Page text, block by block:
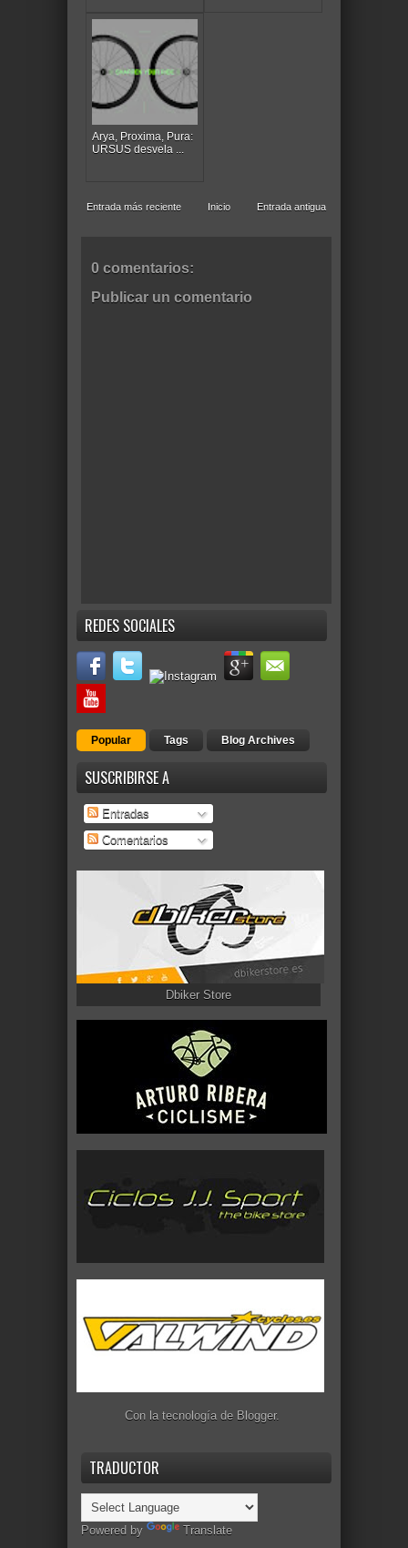
Arya, Proxima, Pura:
URSUS desvela ...
Entrada más reciente Entrada antigua
Inicio
0 comentarios:
Publicar un comentario
REDES SOCIALES
Popular Tags Blog Archives
SUSCRIBIRSE A
Entradas
Comentarios
Dbiker Store
Con la tecnología de Blogger.
TRADUCTOR
Powered by Translate